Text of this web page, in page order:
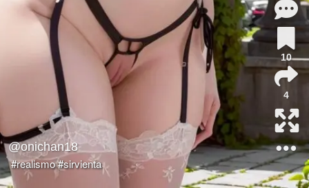
@onichan18
#realismo#sirvienta
10
4